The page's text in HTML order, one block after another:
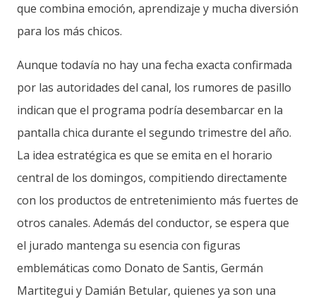
que combina emoción, aprendizaje y mucha diversión
para los más chicos.
Aunque todavía no hay una fecha exacta confirmada
por las autoridades del canal, los rumores de pasillo
indican que el programa podría desembarcar en la
pantalla chica durante el segundo trimestre del año.
La idea estratégica es que se emita en el horario
central de los domingos, compitiendo directamente
con los productos de entretenimiento más fuertes de
otros canales. Además del conductor, se espera que
el jurado mantenga su esencia con figuras
emblemáticas como Donato de Santis, Germán
Martitegui y Damián Betular, quienes ya son una